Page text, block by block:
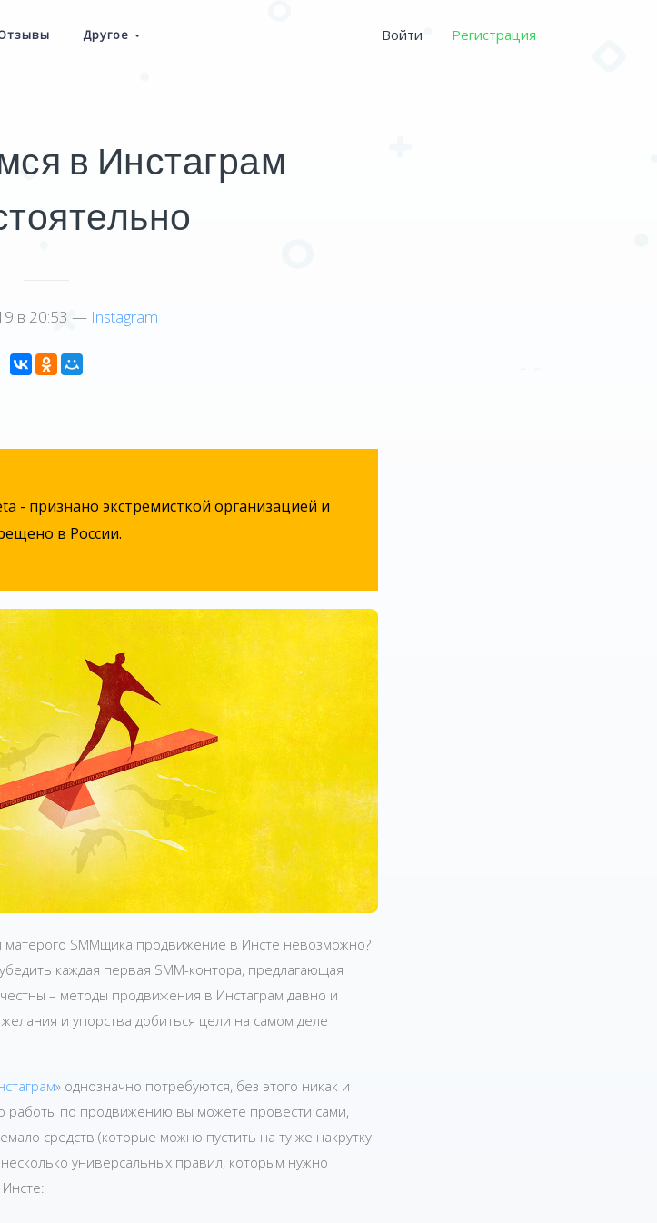
Другое Войти Регистрация
в Инстаграм
в 20:53 — Instagram
- признано экстремисткой организацией и
в России.
матерого SMMщика продвижение в Инсте невозможно?
каждая первая SMM-контора, предлагающая
– методы продвижения в Инстаграм давно и
и упорства добиться цели на самом деле
» однозначно потребуются, без этого никак и
по продвижению вы можете провести сами,
средств (которые можно пустить на ту же накрутку
универсальных правил, которым нужно